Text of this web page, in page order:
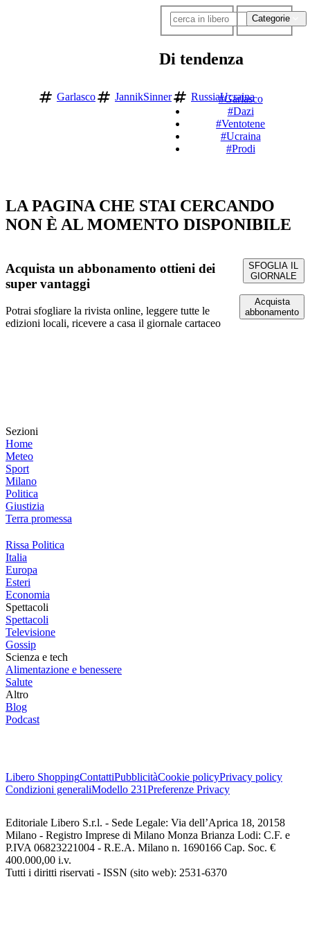
Garlasco JannikSinner RussiaUcraina
Categorie
Di tendenza
#Garlasco
#Dazi
#Ventotene
#Ucraina
#Prodi
LA PAGINA CHE STAI CERCANDO
NON È AL MOMENTO DISPONIBILE
Acquista un abbonamento ottieni dei
super vantaggi
Potrai sfogliare la rivista online, leggere tutte le
edizioni locali, ricevere a casa il giornale cartaceo
SFOGLIA IL
GIORNALE
Acquista
abbonamento
Sezioni
Home
Meteo
Sport
Milano
Politica
Giustizia
Terra promessa
Rissa Politica
Italia
Europa
Esteri
Economia
Spettacoli
Spettacoli
Televisione
Gossip
Scienza e tech
Alimentazione e benessere
Salute
Altro
Blog
Podcast
Libero ShoppingContattiPubblicitàCookie policyPrivacy policy
Condizioni generaliModello 231Preferenze Privacy
Editoriale Libero S.r.l. - Sede Legale: Via dell’Aprica 18, 20158
Milano - Registro Imprese di Milano Monza Brianza Lodi: C.F. e
P.IVA 06823221004 - R.E.A. Milano n. 1690166 Cap. Soc. €
400.000,00 i.v.
Tutti i diritti riservati - ISSN (sito web): 2531-6370